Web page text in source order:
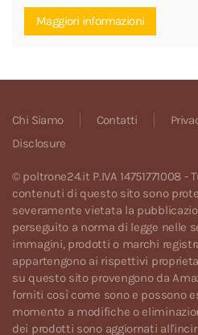
Maggiori informazioni
Chi Siamo Contatti
Disclosure
© poltrone24.it P.IVA 14751771008
contenuti di questo sito sono
severamente vietata la
perseguito a norma di legge nelle
immagini, prodotti o marchi
appartengono ai rispettivi
su questo sito provengono da
forniti così come sono e possono
momento a modifiche o
dei prodotti sono aggiornati